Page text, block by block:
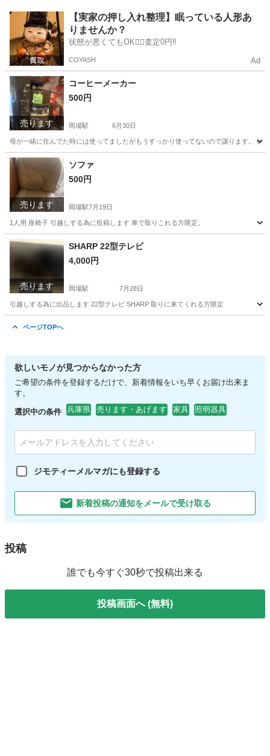
兵庫 神戸市 岡場駅 キッチン家電
【実家の押し入れ整理】眠っている人形あ
りませんか？
状態が悪くてもOK🙆‍♀️査定0円‼️
COYASH Ad
売ります
コーヒーメーカー
500円
岡場駅 6月30日
母が一緒に住んでた時には使ってましたがもうすっかり使ってないので譲ります。 値
兵庫 神戸市
売ります
ソファ
500円
岡場駅7月19日
1人用 座椅子 引越しする為に投稿します 車で取りこれる方限定。
兵庫 神戸市 ソファ
売ります
SHARP 22型テレビ
4,000円
岡場駅 7月28日
引越しする為に出品します 22型テレビ SHARP 取りに来てくれる方限定
ページTOPへ
欲しいモノが見つからなかった方
ご希望の条件を登録するだけで、新着情報をいち早くお届け出来ま
す。
選択中の条件 兵庫県 売ります・あげます 家具 照明器具
ジモティーメルマガにも登録する
新着投稿の通知をメールで受け取る
投稿
誰でも今すぐ30秒で投稿出来る
投稿画面へ (無料)